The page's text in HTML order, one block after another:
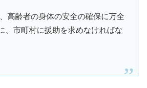
高齢者の身体の安全の確保に万全
、市町村に援助を求めなければな